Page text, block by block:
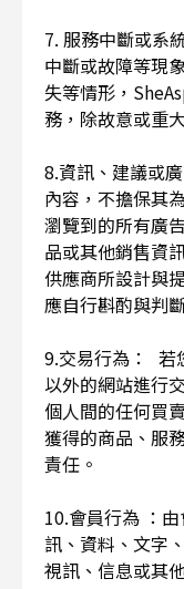
7. 服務中斷或系
中斷或故障等現
失等情形，
務，除故意或重
8.資訊、建議或
內容，不擔保其
瀏覽到的所有廣
品或其他銷售資
供應商所設計與
應自行斟酌與判
9.交易行為： 若
以外的網站進行
個人間的任何買
獲得的商品、服
責任。
10.會員行為 ：
訊、資料、文字
視訊、信息或其